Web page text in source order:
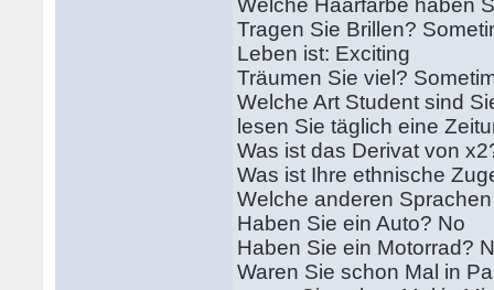
Welche Haarfarbe haben
Tragen Sie Brillen?
Leben ist: Exciting
Träumen Sie viel?
Welche Art Student sind
lesen Sie täglich eine
Was ist das Derivat von
Was ist Ihre ethnische
Welche anderen
Haben Sie ein Auto? No
Haben Sie ein Motorrad?
Waren Sie schon Mal in